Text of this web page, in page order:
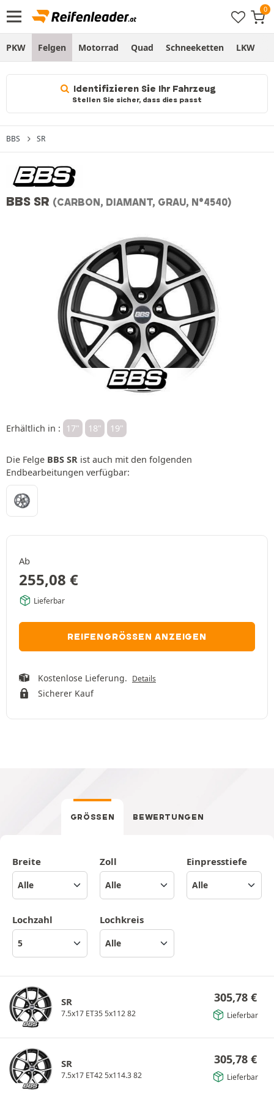
PKW Felgen Motorrad Quad Schneeketten LKW
Identifizieren Sie Ihr Fahrzeug
Stellen Sie sicher, dass dies passt
BBS SR
BBS SR (CARBON, DIAMANT, GRAU, N°4540)
Erhältlich in : 17" 18" 19"
Die Felge BBS SR ist auch mit den folgenden
Endbearbeitungen verfügbar:
Ab
255,08 €
Lieferbar
REIFENGRÖSSEN ANZEIGEN
Kostenlose Lieferung. Details
Sicherer Kauf
GRÖSSEN BEWERTUNGEN
Breite Zoll Einpresstiefe
Lochzahl Lochkreis
SR
7.5x17 ET35 5x112 82
305,78 €
Lieferbar
SR
7.5x17 ET42 5x114.3 82
305,78 €
Lieferbar